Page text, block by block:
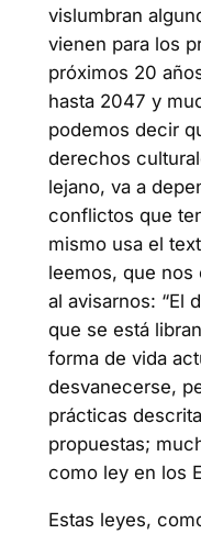
vislumbran
vienen para los
próximos 20
hasta 2047 y
podemos decir
derechos
lejano, va a
conflictos que
mismo usa el
leemos, que nos
al avisarnos: “El
que se está
forma de vida
desvanecerse,
prácticas
propuestas;
como ley en los
Estas leyes,